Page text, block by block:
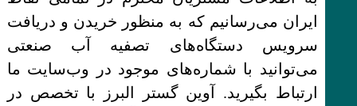
ایران می‌رسانیم که به منظور خریدن و دریافت
سرویس دستگاه‌های تصفیه آب صنعتی
می‌توانید با شماره‌های موجود در وب‌سایت ما
ارتباط بگیرید. آوین گستر البرز با تخصص در